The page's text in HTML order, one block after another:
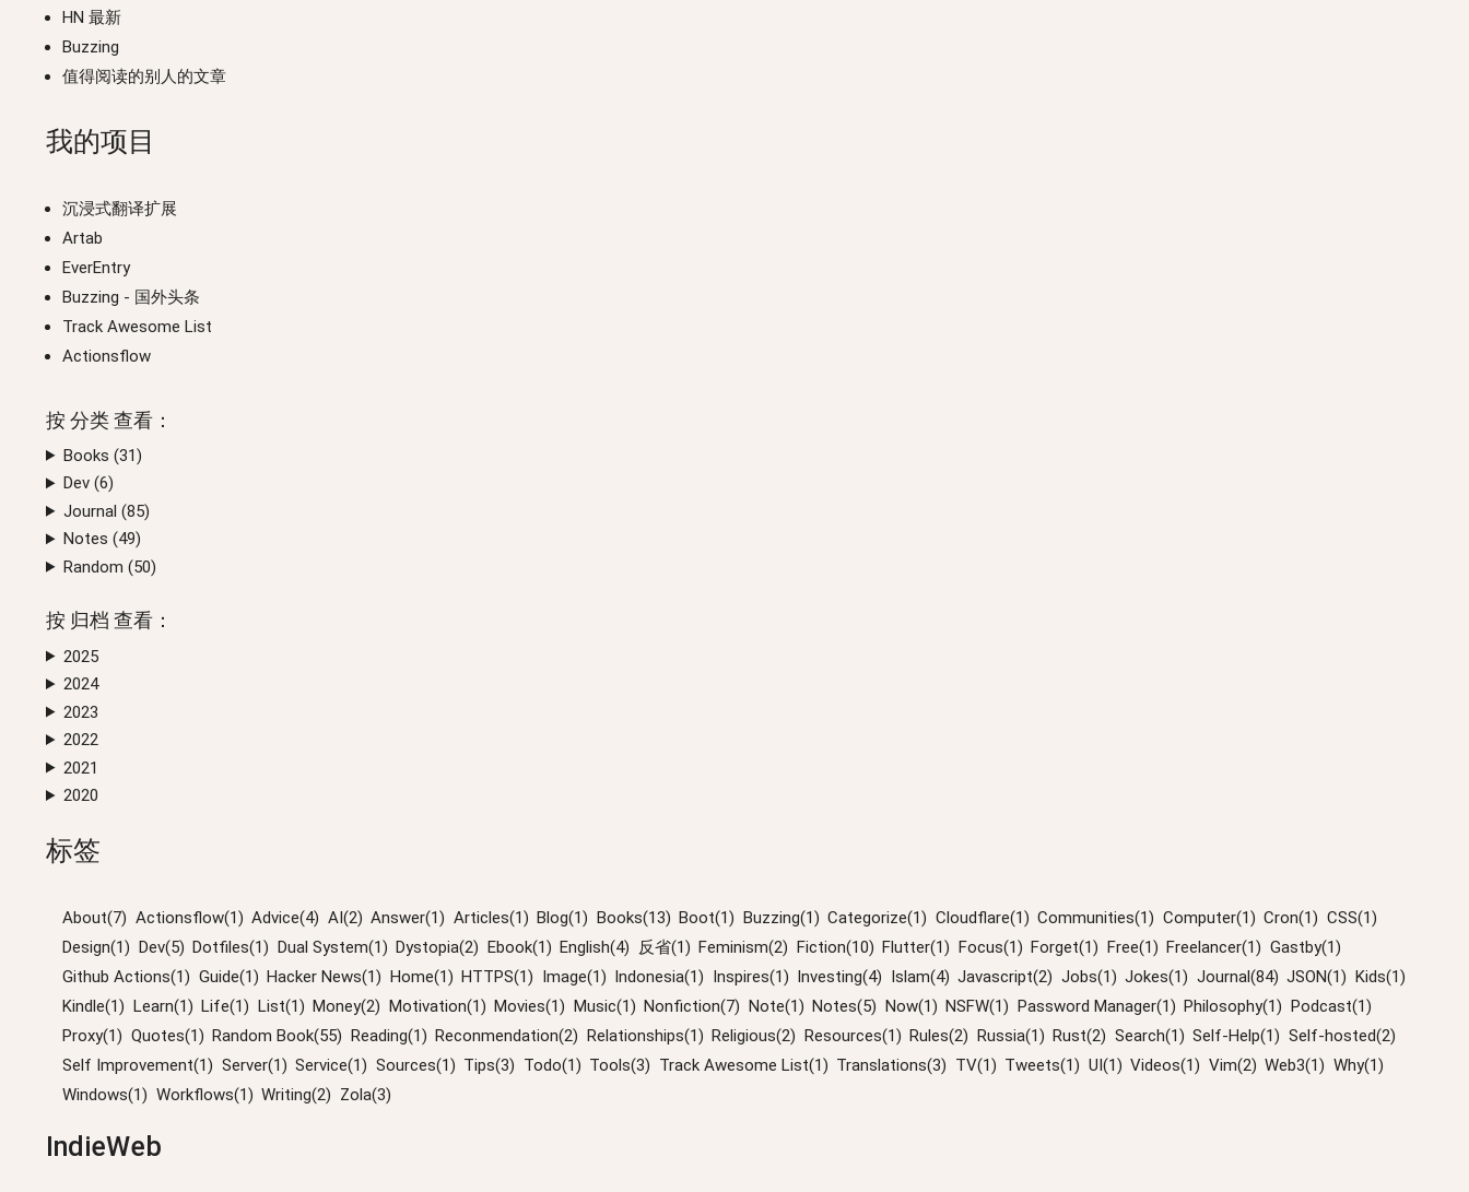
HN 最新
Buzzing
值得阅读的别人的文章
我的项目
沉浸式翻译扩展
Artab
EverEntry
Buzzing - 国外头条
Track Awesome List
Actionsflow
按 分类 查看：
Books (31)
Dev (6)
Journal (85)
Notes (49)
Random (50)
按 归档 查看：
2025
2024
2023
2022
2021
2020
标签
About(7) Actionsflow(1) Advice(4) AI(2) Answer(1) Articles(1) Blog(1) Books(13) Boot(1) Buzzing(1) Categorize(1) Cloudflare(1) Communities(1) Computer(1) Cron(1) CSS(1)
Design(1) Dev(5) Dotfiles(1) Dual System(1) Dystopia(2) Ebook(1) English(4) 反省(1) Feminism(2) Fiction(10) Flutter(1) Focus(1) Forget(1) Free(1) Freelancer(1) Gastby(1)
Github Actions(1) Guide(1) Hacker News(1) Home(1) HTTPS(1) Image(1) Indonesia(1) Inspires(1) Investing(4) Islam(4) Javascript(2) Jobs(1) Jokes(1) Journal(84) JSON(1) Kids(1)
Kindle(1) Learn(1) Life(1) List(1) Money(2) Motivation(1) Movies(1) Music(1) Nonfiction(7) Note(1) Notes(5) Now(1) NSFW(1) Password Manager(1) Philosophy(1) Podcast(1)
Proxy(1) Quotes(1) Random Book(55) Reading(1) Reconmendation(2) Relationships(1) Religious(2) Resources(1) Rules(2) Russia(1) Rust(2) Search(1) Self-Help(1) Self-hosted(2)
Self Improvement(1) Server(1) Service(1) Sources(1) Tips(3) Todo(1) Tools(3) Track Awesome List(1) Translations(3) TV(1) Tweets(1) UI(1) Videos(1) Vim(2) Web3(1) Why(1)
Windows(1) Workflows(1) Writing(2) Zola(3)
IndieWeb